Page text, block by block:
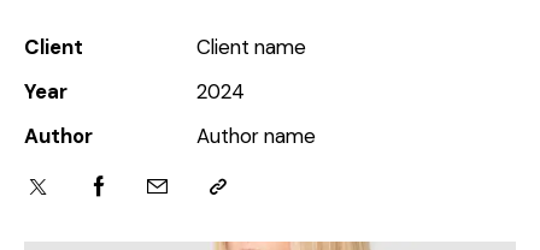
Client
Client name
Year
2024
Author
Author name